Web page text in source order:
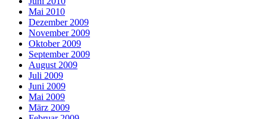
Mai 2010
Dezember 2009
November 2009
Oktober 2009
September 2009
August 2009
Juli 2009
Juni 2009
Mai 2009
März 2009